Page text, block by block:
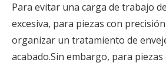
Para evitar una carga de trabajo
excesiva, para piezas con
organizar un tratamiento de
acabado.Sin embargo, para